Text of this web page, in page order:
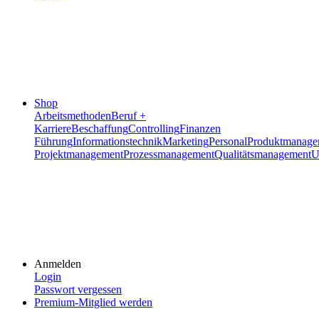
Shop
ArbeitsmethodenBeruf +
KarriereBeschaffungControllingFinanzen
FührungInformationstechnikMarketingPersonal
ProjektmanagementProzessmanagementQualitätsmanagement
Anmelden
Login
Passwort vergessen
Premium-Mitglied werden